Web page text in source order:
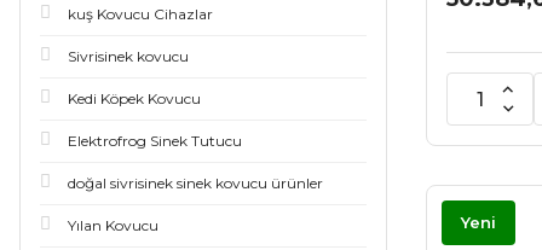
kuş Kovucu Cihazlar
Sivrisinek kovucu
Kedi Köpek Kovucu
Elektrofrog Sinek Tutucu
doğal sivrisinek sinek kovucu ürünler
Yılan Kovucu Yeni